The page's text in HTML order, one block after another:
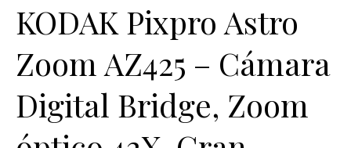
KODAK Pixpro Astro
Zoom AZ425 – Cámara
Digital Bridge, Zoom